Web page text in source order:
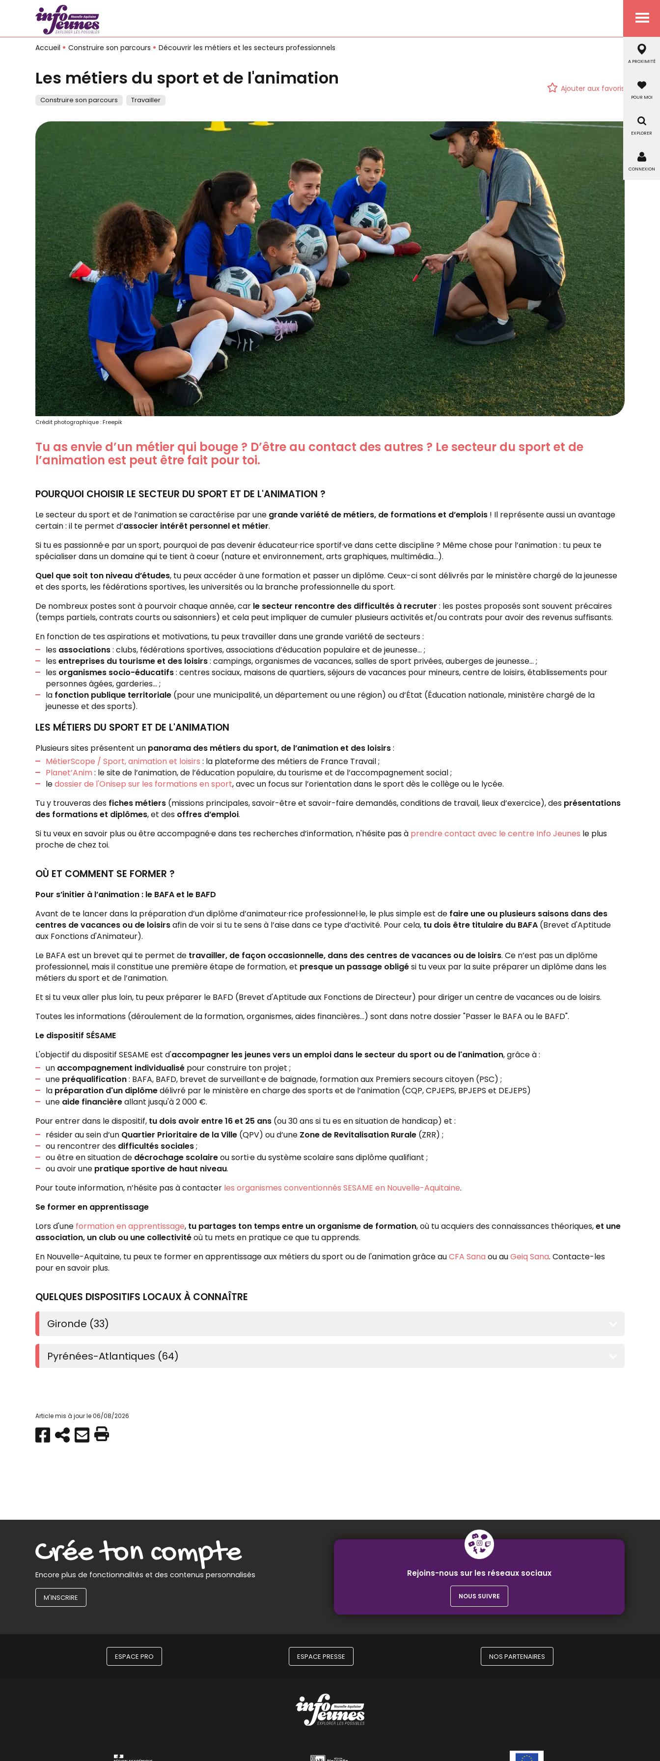
Menu
Accueil Construire son parcours Découvrir les métiers et les secteurs professionnels
Les métiers du sport et de l'animation
Construire son parcours Travailler
Ajouter aux favoris
Crédit photographique : Freepik
Tu as envie d’un métier qui bouge ? D’être au contact des autres ? Le secteur du sport et de
l’animation est peut être fait pour toi.
POURQUOI CHOISIR LE SECTEUR DU SPORT ET DE L'ANIMATION ?
Le secteur du sport et de l’animation se caractérise par une grande variété de métiers, de formations et d’emplois ! Il représente aussi un avantage
certain : il te permet d’associer intérêt personnel et métier.
Si tu es passionné·e par un sport, pourquoi de pas devenir éducateur·rice sportif·ve dans cette discipline ? Même chose pour l’animation : tu peux te
spécialiser dans un domaine qui te tient à coeur (nature et environnement, arts graphiques, multimédia...).
Quel que soit ton niveau d’études, tu peux accéder à une formation et passer un diplôme. Ceux-ci sont délivrés par le ministère chargé de la jeunesse
et des sports, les fédérations sportives, les universités ou la branche professionnelle du sport.
De nombreux postes sont à pourvoir chaque année, car le secteur rencontre des difficultés à recruter : les postes proposés sont souvent précaires
(temps partiels, contrats courts ou saisonniers) et cela peut impliquer de cumuler plusieurs activités et/ou contrats pour avoir des revenus suffisants.
En fonction de tes aspirations et motivations, tu peux travailler dans une grande variété de secteurs :
les associations: clubs, fédérations sportives, associations d’éducation populaire et de jeunesse… ;
lesentreprises du tourisme et des loisirs: campings, organismes de vacances, salles de sport privées, auberges de jeunesse... ;
les organismes socio-éducatifs: centres sociaux, maisons de quartiers, séjours de vacances pour mineurs, centre de loisirs, établissements pour
personnes âgées, garderies... ;
la fonction publique territoriale(pour une municipalité, un département ou une région) ou d’État (Éducation nationale, ministère chargé de la
jeunesse et des sports).
LES MÉTIERS DU SPORT ET DE L'ANIMATION
Plusieurs sites présentent un panorama des métiers du sport, de l’animation et des loisirs:
MétierScope / Sport, animation et loisirs : la plateforme des métiers de France Travail ;
Planet’Anim : le site de l’animation, de l’éducation populaire, du tourisme et de l’accompagnement social ;
ledossier de l'Onisep sur les formations en sport, avec un focus sur l’orientation dans le sport dès le collège ou le lycée.
Tu y trouveras des fiches métiers (missions principales, savoir-être et savoir-faire demandés, conditions de travail, lieux d’exercice), des présentations
des formations et diplômes, et des offres d’emploi.
Si tu veux en savoir plus ou être accompagné·e dans tes recherches d’information, n'hésite pas à prendre contact avec le centre Info Jeunes le plus
proche de chez toi.
OÙ ET COMMENT SE FORMER ?
Pour s’initier à l’animation : le BAFA et le BAFD
Avant de te lancer dans la préparation d’un diplôme d’animateur·rice professionnel·le, le plus simple est de faire une ou plusieurs saisons dans des
centres de vacances ou de loisirsafin de voir si tu te sens à l’aise dans ce type d’activité. Pour cela, tu dois être titulaire du BAFA (Brevet d'Aptitude
aux Fonctions d'Animateur).
Le BAFA est un brevet qui te permet de travailler, de façon occasionnelle, dans des centres de vacances ou de loisirs. Ce n’est pas un diplôme
professionnel, mais il constitue une première étape de formation, et presque un passage obligési tu veux par la suite préparer un diplôme dans les
métiers du sport et de l’animation.
Et si tu veux aller plus loin, tu peux préparer le BAFD (Brevet d'Aptitude aux Fonctions de Directeur) pour diriger un centre de vacances ou de loisirs.
Toutes les informations (déroulement de la formation, organismes, aides financières…) sont dans notre dossier "Passer le BAFA ou le BAFD".
Le dispositif SÉSAME
L'objectif du dispositif SESAME est d'accompagner les jeunes vers un emploi dans le secteur du sport ou de l'animation, grâce à :
un accompagnement individualisé pour construire ton projet ;
une préqualification: BAFA, BAFD, brevet de surveillant·e de baignade, formation aux Premiers secours citoyen (PSC) ;
la préparation d'un diplômedélivré par le ministère en charge des sports et de l’animation (CQP, CPJEPS, BPJEPS et DEJEPS)
une aide financièreallant jusqu'à 2 000 €.
Pour entrer dans le dispositif, tu dois avoir entre 16 et 25 ans (ou 30 ans si tu es en situation de handicap) et :
résider au sein d’un Quartier Prioritaire de la Ville(QPV) ou d’une Zone de Revitalisation Rurale(ZRR) ;
ou rencontrer des difficultés sociales;
ou être en situation de décrochage scolaireou sorti·e du système scolaire sans diplôme qualifiant ;
ou avoir une pratique sportive de haut niveau.
Pour toute information, n’hésite pas à contacter les organismes conventionnés SESAME en Nouvelle-Aquitaine.
Se former en apprentissage
Lors d'une formation en apprentissage, tu partages ton temps entre un organisme de formation, où tu acquiers des connaissances théoriques,et une
association, un club ou une collectivitéoù tu mets en pratique ce que tu apprends.
En Nouvelle-Aquitaine, tu peux te former en apprentissage aux métiers du sport ou de l'animation grâce auCFA Sana ou auGeiq Sana. Contacte-les
pour en savoir plus.
QUELQUES DISPOSITIFS LOCAUX À CONNAÎTRE
Gironde (33)
Pyrénées-Atlantiques (64)
Article mis à jour le 06/08/2026
Partager
sur
CopierEnvoyer
par
Imprimer
Encore plus de fonctionnalités et des contenus personnalisés
M'INSCRIRE
Rejoins-nous sur les réseaux sociaux
NOUS SUIVRE
ESPACE PRO ESPACE PRESSE NOS PARTENAIRES
A PROXIMITÉ
POUR MOI
EXPLORER
CONNEXION